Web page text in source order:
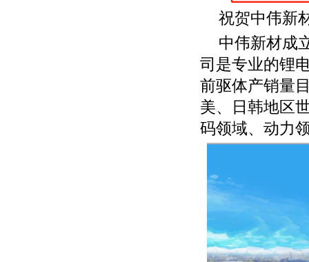
祝贺中伟新
中伟新材成
司是专业的锂
前驱体产销量
美、日韩地区
码领域、动力